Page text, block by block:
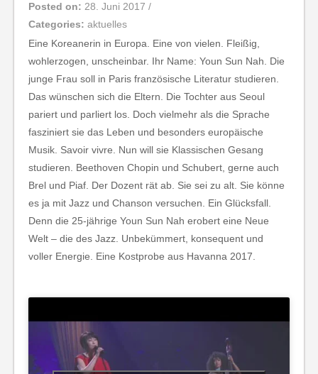
Posted on: 28. Juni 2017 /
Categories: aktuelles
Eine Koreanerin in Europa. Eine von vielen. Fleißig,
wohlerzogen, unscheinbar. Ihr Name: Youn Sun Nah. Die
junge Frau soll in Paris französische Literatur studieren.
Das wünschen sich die Eltern. Die Tochter aus Seoul
pariert und parliert los. Doch vielmehr als die Sprache
fasziniert sie das Leben und besonders europäische
Musik. Savoir vivre. Nun will sie Klassischen Gesang
studieren. Beethoven Chopin und Schubert, gerne auch
Brel und Piaf. Der Dozent rät ab. Sie sei zu alt. Sie könne
es ja mit Jazz und Chanson versuchen. Ein Glücksfall.
Denn die 25-jährige Youn Sun Nah erobert eine Neue
Welt – die des Jazz. Unbekümmert, konsequent und
voller Energie. Eine Kostprobe aus Havanna 2017.